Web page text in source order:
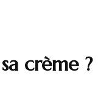
crème ?